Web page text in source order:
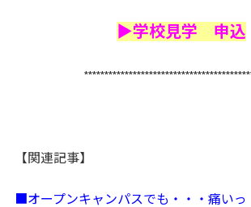
▶学校見学 申込
【関連記事】
■オープンキャンパスでも・・・痛いっ